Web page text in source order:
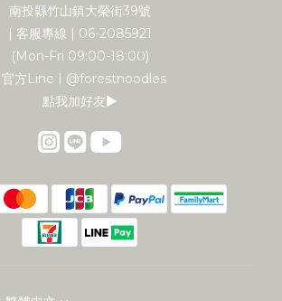
南投縣竹山鎮大榮街39號
| 客服專線 | 06-2085921
(Mon-Fri 09:00-18:00)
| 官方Line | @forestnoodles
點我加好友▶︎